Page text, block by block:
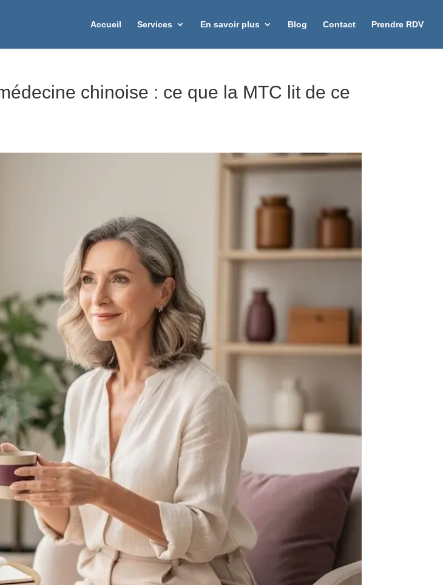
Accueil Services En savoir plus Blog Contact Prendre RDV
chinoise : ce que la MTC lit de ce